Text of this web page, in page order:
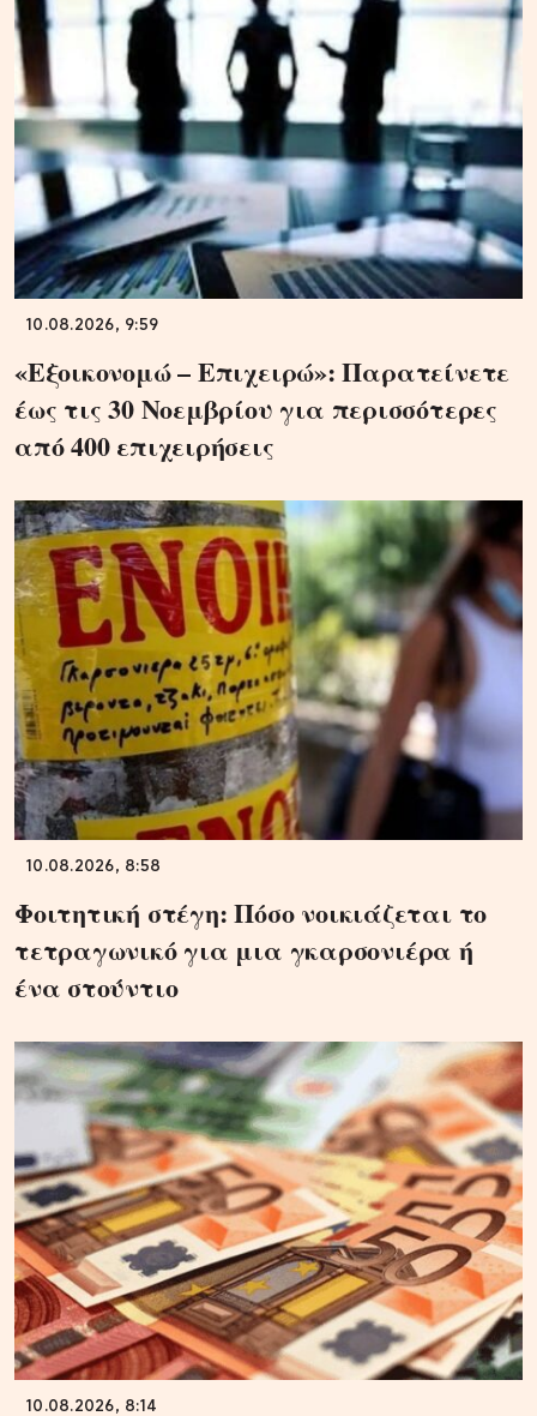
10.08.2026, 9:59
«Εξοικονομώ – Επιχειρώ»: Παρατείνετε
έως τις 30 Νοεμβρίου για περισσότερες
από 400 επιχειρήσεις
10.08.2026, 8:58
Φοιτητική στέγη: Πόσο νοικιάζεται το
τετραγωνικό για μια γκαρσονιέρα ή
ένα στούντιο
10.08.2026, 8:14